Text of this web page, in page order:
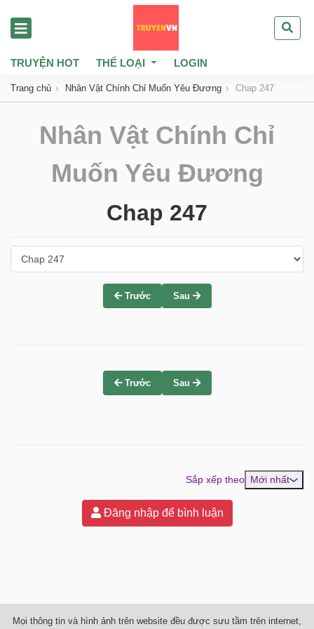
TRUYỆN HOT THỂ LOẠI LOGIN
Trang chủ Nhân Vật Chính Chỉ Muốn Yêu Đương Chap 247
Nhân Vật Chính Chỉ
Muốn Yêu Đương
Chap 247
Trước Sau
Trước Sau
Sắp xếp theo Mới nhất
Đăng nhập để bình luận
Mọi thông tin và hình ảnh trên website đều được sưu tầm trên internet,